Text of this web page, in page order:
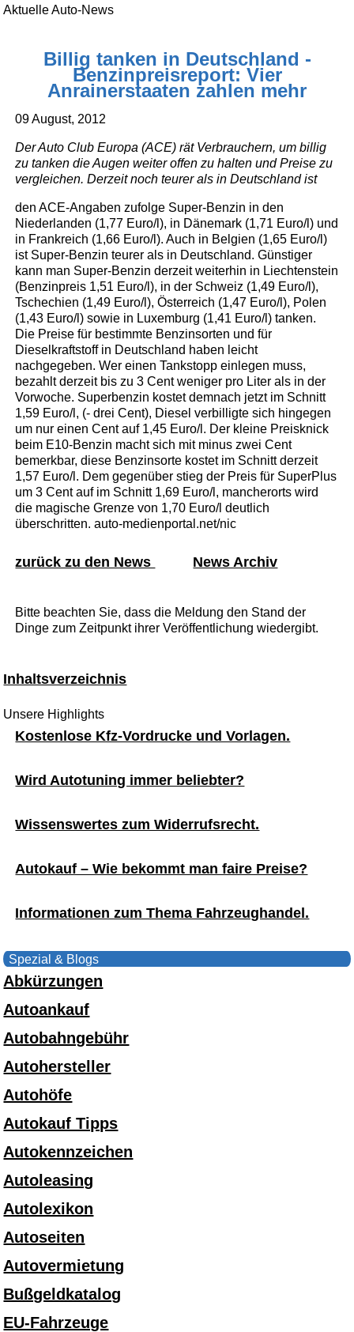
Aktuelle Auto-News
Billig tanken in Deutschland -
Benzinpreisreport: Vier
Anrainerstaaten zahlen mehr
09 August, 2012
Der Auto Club Europa (ACE) rät Verbrauchern, um billig
zu tanken die Augen weiter offen zu halten und Preise zu
vergleichen. Derzeit noch teurer als in Deutschland ist
den ACE-Angaben zufolge Super-Benzin in den
Niederlanden (1,77 Euro/l), in Dänemark (1,71 Euro/l) und
in Frankreich (1,66 Euro/l). Auch in Belgien (1,65 Euro/l)
ist Super-Benzin teurer als in Deutschland. Günstiger
kann man Super-Benzin derzeit weiterhin in Liechtenstein
(Benzinpreis 1,51 Euro/l), in der Schweiz (1,49 Euro/l),
Tschechien (1,49 Euro/l), Österreich (1,47 Euro/l), Polen
(1,43 Euro/l) sowie in Luxemburg (1,41 Euro/l) tanken.
Die Preise für bestimmte Benzinsorten und für
Dieselkraftstoff in Deutschland haben leicht
nachgegeben. Wer einen Tankstopp einlegen muss,
bezahlt derzeit bis zu 3 Cent weniger pro Liter als in der
Vorwoche. Superbenzin kostet demnach jetzt im Schnitt
1,59 Euro/l, (- drei Cent), Diesel verbilligte sich hingegen
um nur einen Cent auf 1,45 Euro/l. Der kleine Preisknick
beim E10-Benzin macht sich mit minus zwei Cent
bemerkbar, diese Benzinsorte kostet im Schnitt derzeit
1,57 Euro/l. Dem gegenüber stieg der Preis für SuperPlus
um 3 Cent auf im Schnitt 1,69 Euro/l, mancherorts wird
die magische Grenze von 1,70 Euro/l deutlich
überschritten. auto-medienportal.net/nic
zurück zu den News News Archiv
Bitte beachten Sie, dass die Meldung den Stand der
Dinge zum Zeitpunkt ihrer Veröffentlichung wiedergibt.
Inhaltsverzeichnis
Unsere Highlights
Kostenlose Kfz-Vordrucke und Vorlagen.
Wird Autotuning immer beliebter?
Wissenswertes zum Widerrufsrecht.
Autokauf – Wie bekommt man faire Preise?
Informationen zum Thema Fahrzeughandel.
Spezial & Blogs
Abkürzungen
Autoankauf
Autobahngebühr
Autohersteller
Autohöfe
Autokauf Tipps
Autokennzeichen
Autoleasing
Autolexikon
Autoseiten
Autovermietung
Bußgeldkatalog
EU-Fahrzeuge